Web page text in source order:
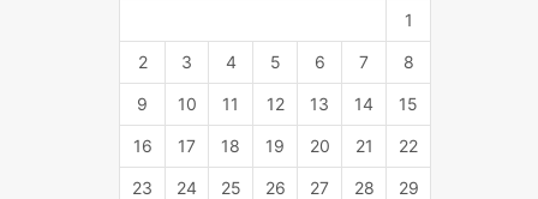
1
2 3 4 5 6 7 8
9 10 11 12 13 14 15
16 17 18 19 20 21 22
23 24 25 26 27 28 29